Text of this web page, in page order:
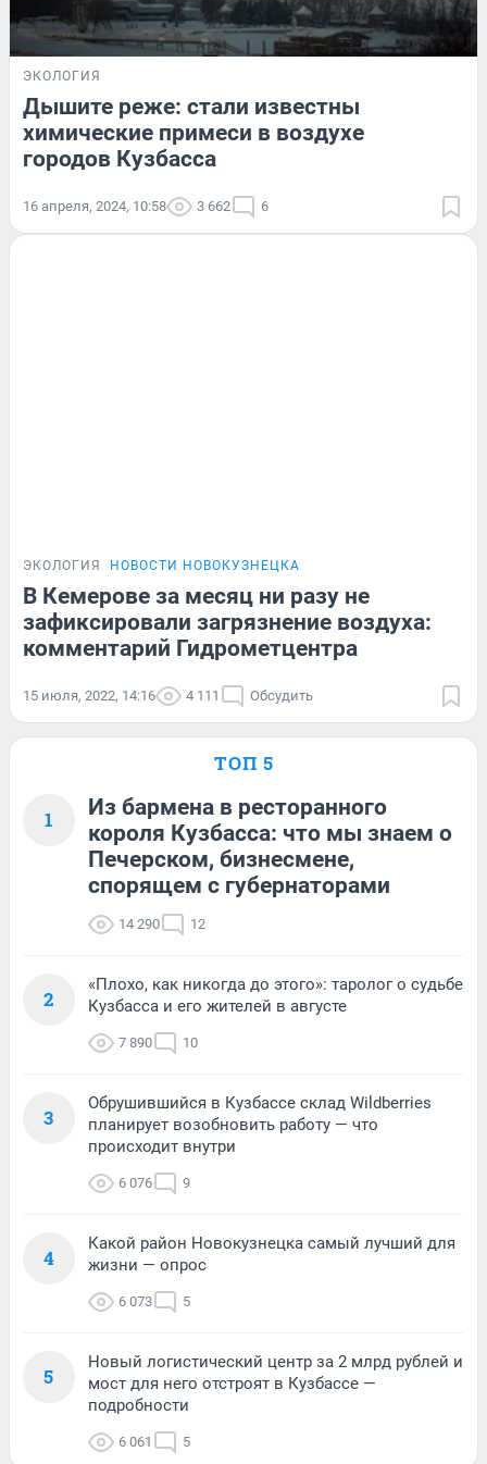
ЭКОЛОГИЯ
Дышите реже: стали известны
химические примеси в воздухе
городов Кузбасса
16 апреля, 2024, 10:58 3 662 6
ЭКОЛОГИЯ НОВОСТИ НОВОКУЗНЕЦКА
В Кемерове за месяц ни разу не
зафиксировали загрязнение воздуха:
комментарий Гидрометцентра
15 июля, 2022, 14:16 4 111 Обсудить
ТОП 5
1
Из бармена в ресторанного
короля Кузбасса: что мы знаем о
Печерском, бизнесмене,
спорящем с губернаторами
14 290 12
2
«Плохо, как никогда до этого»: таролог о судьбе
Кузбасса и его жителей в августе
7 890 10
3
Обрушившийся в Кузбассе склад Wildberries
планирует возобновить работу — что
происходит внутри
6 076 9
4
Какой район Новокузнецка самый лучший для
жизни — опрос
6 073 5
5
Новый логистический центр за 2 млрд рублей и
мост для него отстроят в Кузбассе —
подробности
6 061 5